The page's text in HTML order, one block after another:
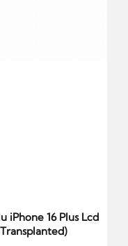
Ekle
iPhone 16 Plus Lcd